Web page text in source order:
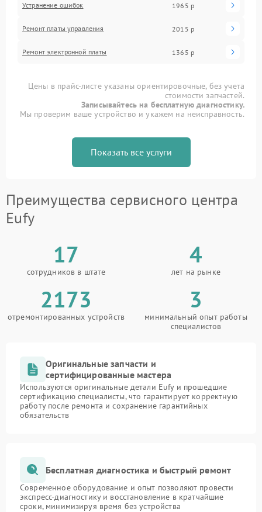
Устранение ошибок 1965 р
Ремонт платы управления 2015 р
Ремонт электронной платы 1365 р
Цены в прайс-листе указаны ориентировочные, без учета
стоимости запчастей.
Записывайтесь на бесплатную диагностику.
Мы проверим ваше устройство и укажем на неисправность.
Показать все услуги
Преимущества сервисного центра
Eufy
17
сотрудников в штате
4
лет на рынке
2173
отремонтированных устройств
3
минимальный опыт работы
специалистов
Оригинальные запчасти и
сертифицированные мастера
Используются оригинальные детали Eufy и прошедшие
сертификацию специалисты, что гарантирует корректную
работу после ремонта и сохранение гарантийных
обязательств
Бесплатная диагностика и быстрый ремонт
Современное оборудование и опыт позволяют провести
экспресс-диагностику и восстановление в кратчайшие
сроки, минимизируя время без устройства